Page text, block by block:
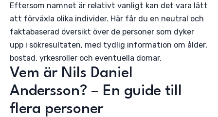
Eftersom namnet är relativt vanligt kan det vara lätt
att förväxla olika individer. Här får du en neutral och
faktabaserad översikt över de personer som dyker
upp i sökresultaten, med tydlig information om ålder,
bostad, yrkesroller och eventuella domar.
Vem är Nils Daniel
Andersson? – En guide till
flera personer